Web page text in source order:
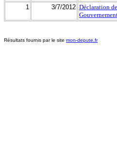
1 3/7/2012 Déclaration
Résultats fournis par le site mon-depute.fr